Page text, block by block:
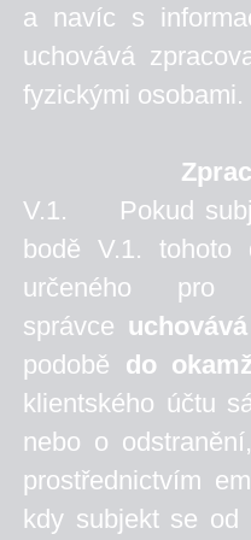
a navíc s
uchovává
fyzickými osobami.
V.1. Pokud
bodě V.1. tohoto
určeného pro
správce uchovává
podobě do
klientského účtu
nebo o
prostřednictvím
kdy subjekt se od